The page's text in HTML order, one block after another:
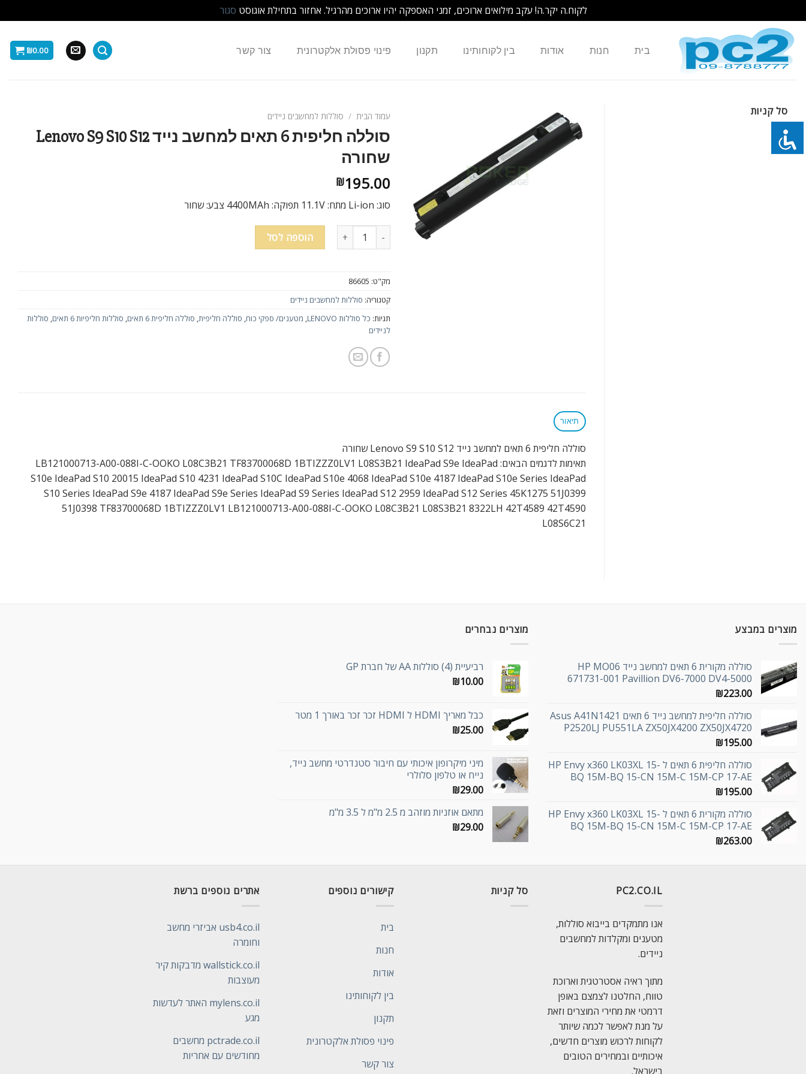
לקוח.ה יקר.ה! עקב מילואים ארוכים, זמני האספקה יהיו ארוכים מהרגיל. אחזור בתחילת אוגוסט סגור
content
בית חנות אודות בין לקוחותינו תקנון פינוי פסולת אלקטרונית צור קשר ₪0.00
סל קניות עמוד הבית / סוללות למחשבים ניידים
סוללה חליפית 6 תאים למחשב נייד Lenovo S9 S10 S12
שחורה
₪195.00
סוג: Li-ion מתח: 11.1V תפוקה: 4400MAh צבע: שחור
הוספה לסל
מק"ט: 86605
קטגוריה: סוללות למחשבים ניידים
תגיות: כל סוללות LENOVO , מטענים/ ספקי כוח, סוללה חליפית, סוללה חליפית 6 תאים , סוללות חליפיות 6 תאים , סוללות
לניידים
תיאור
סוללה חליפית 6 תאים למחשב נייד Lenovo S9 S10 S12 שחורה
תאימות לדגמים הבאים: LB121000713-A00-088I-C-OOKO L08C3B21 TF83700068D 1BTIZZZ0LV1 L08S3B21 IdeaPad S9e IdeaPad
S10e IdeaPad S10 20015 IdeaPad S10 4231 IdeaPad S10C IdeaPad S10e 4068 IdeaPad S10e 4187 IdeaPad S10e Series IdeaPad
S10 Series IdeaPad S9e 4187 IdeaPad S9e Series IdeaPad S9 Series IdeaPad S12 2959 IdeaPad S12 Series 45K1275 51J0399
51J0398 TF83700068D 1BTIZZZ0LV1 LB121000713-A00-088I-C-OOKO L08C3B21 L08S3B21 8322LH 42T4589 42T4590
L08S6C21
מוצרים במבצע
סוללה מקורית 6 תאים למחשב נייד HP MO06
671731-001 Pavillion DV6-7000 DV4-5000
₪223.00
סוללה חליפית למחשב נייד 6 תאים Asus A41N1421
P2520LJ PU551LA ZX50JX4200 ZX50JX4720
₪195.00
סוללה חליפית 6 תאים ל HP Envy x360 LK03XL 15-
BQ 15M-BQ 15-CN 15M-C 15M-CP 17-AE
₪195.00
סוללה מקורית 6 תאים ל HP Envy x360 LK03XL 15-
BQ 15M-BQ 15-CN 15M-C 15M-CP 17-AE
₪263.00
מוצרים נבחרים
רביעיית (4) סוללות AA של חברת GP
₪10.00
כבל מאריך HDMI ל HDMI זכר זכר באורך 1 מטר
₪25.00
מיני מיקרופון איכותי עם חיבור סטנדרטי מחשב נייד,
נייח או טלפון סלולרי
₪29.00
מתאם אוזניות מוזהב מ 2.5 מ"מ ל 3.5 מ"מ
₪29.00
PC2.CO.IL
אנו מתמקדים בייבוא סוללות,
מטענים ומקלדות למחשבים
ניידים.
מתוך ראיה אסטרטגית וארוכת
טווח, החלטנו לצמצם באופן
דרמטי את מחירי המוצרים וזאת
על מנת לאפשר לכמה שיותר
לקוחות לרכוש מוצרים חדשים,
איכותיים ובמחירים הטובים
בישראל.
סל קניות קישורים נוספים
בית
חנות
אודות
בין לקוחותינו
תקנון
פינוי פסולת אלקטרונית
צור קשר
אתרים נוספים ברשת
usb4.co.il אביזרי מחשב
וחומרה
wallstick.co.il מדבקות קיר
מעוצבות
mylens.co.il האתר לעדשות
מגע
pctrade.co.il מחשבים
מחודשים עם אחריות